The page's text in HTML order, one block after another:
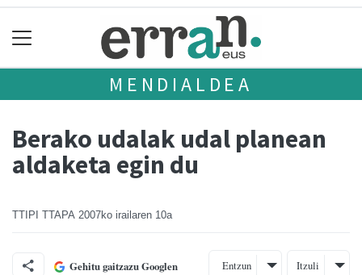
MENDIALDEA
Berako udalak udal planean
aldaketa egin du
TTIPI TTAPA 2007ko irailaren 10a
Gehitu gaitzazu Googlen Entzun Itzuli